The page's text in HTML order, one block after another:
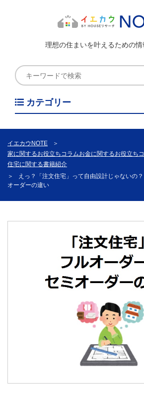
理想の住まいを叶えるための
カテゴリー
イエカウNOTE
＞
家に関するお役立ちコラムお金に関するお役立ち
住宅に関する書籍紹介
＞
えっ？「注文住宅」って自由設計じゃないの
オーダーの違い